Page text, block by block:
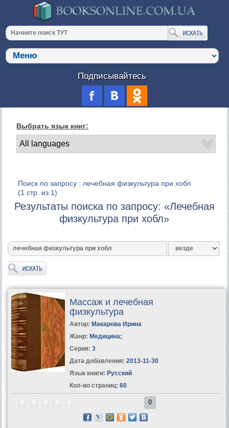
Подписывайтесь
Выбрать язык книг:
Поиск по запросу : лечебная физкультура при хобл
(1 стр. из 1)
Результаты поиска по запросу: «Лечебная
физкультура при хобл»
Массаж и лечебная
физкультура
Автор: Макарова Ирина
Жанр: Медицина;
Серия: 3
Дата добавления: 2013-11-30
Язык книги: Русский
Кол-во страниц: 60
0